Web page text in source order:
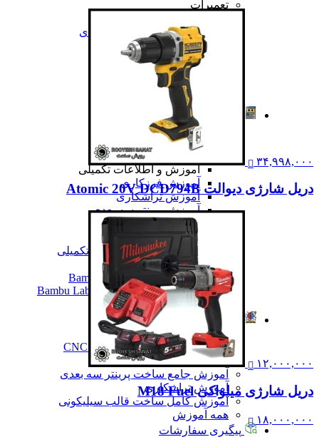
تعمیرات
تعمیرات دستگاه اسکن سه بعدی
تعمیرات دستگاه پرینتر 3D
تعمیرات دستگاه برش لیزر
تعمیرات دستگاه تراشکاری
تعمیرات دستگاه فرزکاری
همه تعمیرات
مقالات
مقایسه دستگاه های صنعتی
آموزش و اطلاعات تکمیلی
آموزش و اطلاعات تکمیلی
آموزش فرزکاری
آموزش تراشکاری
آموزش پرینتر سه بعدی
آموزش اسکنر سه بعدی
آموزش CNC
همه آموزش و اطلاعات تکمیلی
اخبار
نمایندگی پرینتر ۳ بعدی Bambu Lab
Bambu Lab 3D Printer Official Distributor
همه مقالات
آموزش
آموزش
آموزش نرم‌افزار G-code برای CNC
آموزش نرم‌افزار سالیدورک
آموزش جامع ساخت پرینتر سه بعدی
آموزش تراشکاری
آموزش کامل ساخت قالب سیلیکونی
همه آموزش
پیگیری سفارشات
۳۴,۹۹۸,۰۰۰
دریل شارژی دیوالت Atomic 20V DCD794B
۱۲,۰۰۰,۰۰۰
دریل شارژی میلواکی M18 Fuel
۱۸,۰۰۰,۰۰۰